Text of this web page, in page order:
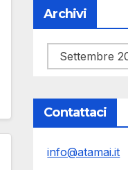
Archivi
Archivi
Contattaci
info@atamai.it